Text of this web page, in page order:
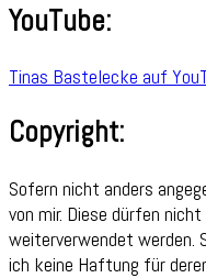
YouTube:
Tinas Bastelecke auf
Copyright:
Sofern nicht anders
von mir. Diese dürfen
weiterverwendet werden.
ich keine Haftung für